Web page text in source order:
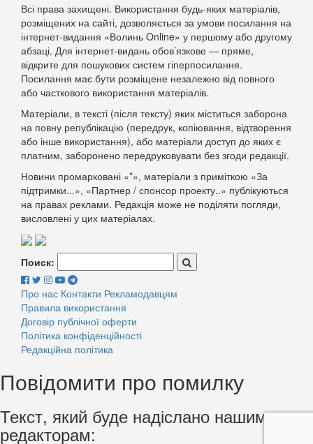
Всі права захищені. Використання будь-яких матеріалів,
розміщених на сайті, дозволяється за умови посилання на
інтернет-видання «Волинь Online» у першому або другому
абзаці. Для інтернет-видань обов’язкове — пряме,
відкрите для пошукових систем гіперпосилання.
Посилання має бути розміщене незалежно від повного
або часткового використання матеріалів.
Матеріали, в тексті (після тексту) яких міститься заборона
на повну републікацію (передрук, копіювання, відтворення
або інше використання), або матеріали доступ до яких є
платним, заборонено передруковувати без згоди редакції.
Новини промарковані «*», матеріали з приміткою «За
підтримки...», «Партнер / спонсор проекту..» публікуються
на правах реклами. Редакція може не поділяти погляди,
висловлені у цих матеріалах.
Поиск:
Про нас Контакти Рекламодавцям
Правила використання
Договір публічної оферти
Політика конфіденційності
Редакційна політика
Повідомити про помилку
Текст, який буде надіслано нашим
редакторам: